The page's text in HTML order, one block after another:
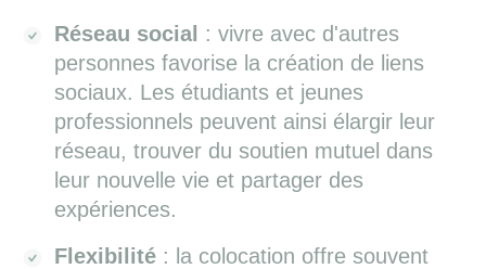
Réseau social
: vivre avec d'autres
personnes favorise la création de liens
sociaux. Les étudiants et jeunes
professionnels peuvent ainsi élargir leur
réseau, trouver du soutien mutuel dans
leur nouvelle vie et partager des
expériences.
Flexibilité : la colocation offre souvent